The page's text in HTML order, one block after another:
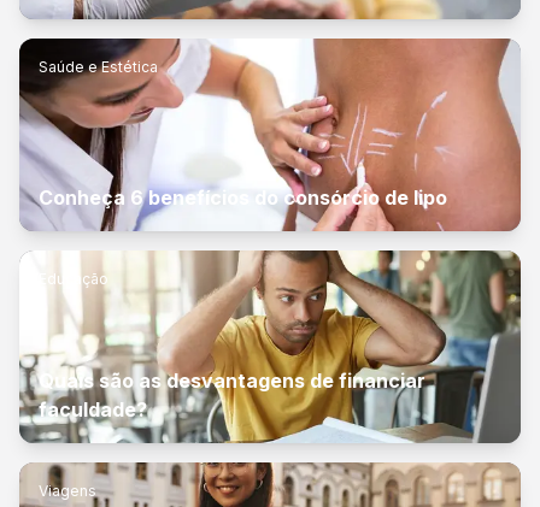
Saúde e Estética
Conheça 6 benefícios do consórcio de lipo
Educação
Quais são as desvantagens de financiar
faculdade?
Viagens